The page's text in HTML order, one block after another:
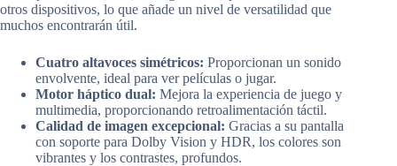
otros dispositivos, lo que añade un nivel de versatilidad que
muchos encontrarán útil.
Cuatro altavoces simétricos: Proporcionan un sonido
envolvente, ideal para ver películas o jugar.
Motor háptico dual: Mejora la experiencia de juego y
multimedia, proporcionando retroalimentación táctil.
Calidad de imagen excepcional: Gracias a su pantalla
con soporte para Dolby Vision y HDR, los colores son
vibrantes y los contrastes, profundos.